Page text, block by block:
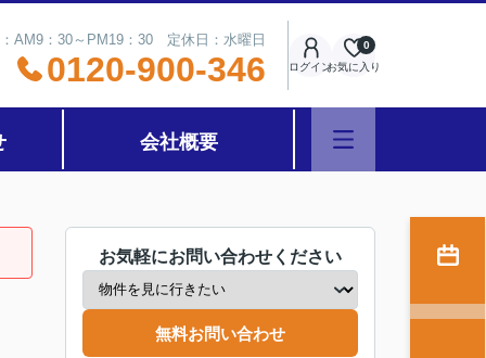
AM9：30～PM19：30 定休日：水曜日
0120-900-346 ログインお気に入り
0
会社概要
お気軽にお問い合わせください
無料お問い合わせ